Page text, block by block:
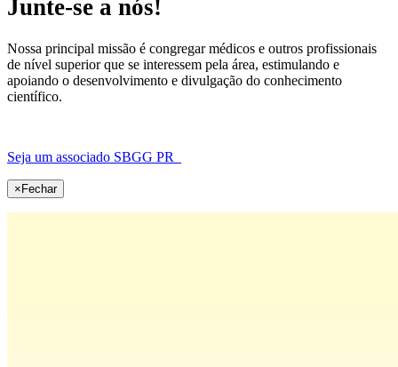
Junte-se a nós!
Nossa principal missão é congregar médicos e outros profissionais
de nível superior que se interessem pela área, estimulando e
apoiando o desenvolvimento e divulgação do conhecimento
científico.
Seja um associado SBGG PR
× Fechar